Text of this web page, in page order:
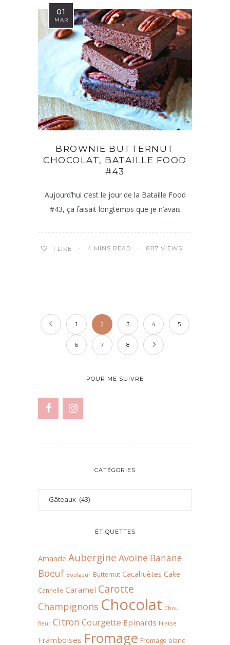
01
MAR
BROWNIE BUTTERNUT
CHOCOLAT, BATAILLE FOOD
#43
Aujourd’hui c’est le jour de la Bataille Food
#43, ça faisait longtemps que je n’avais
1 LIKE 4 MINS READ 8117 VIEWS
1 2 3 4 5
6 7 8
POUR ME SUIVRE
CATÉGORIES
ÉTIQUETTES
Amande Aubergine Avoine Banane
Boeuf Boulgour Butternut Cacahuètes Cake
Cannelle Caramel Carotte
Champignons Chocolat Chou
fleur Citron Courgette Epinards Fraise
Framboises Fromage Fromage blanc